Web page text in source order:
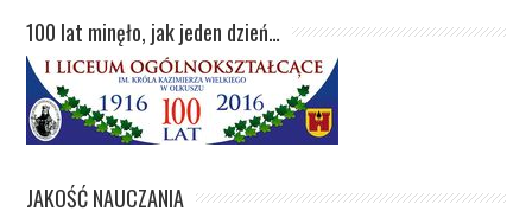
100 lat minęło, jak jeden dzień…
JAKOŚĆ NAUCZANIA